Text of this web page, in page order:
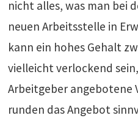
nicht alles, was man bei
neuen Arbeitsstelle in
kann ein hohes Gehalt
vielleicht verlockend
Arbeitgeber angebotene
runden das Angebot